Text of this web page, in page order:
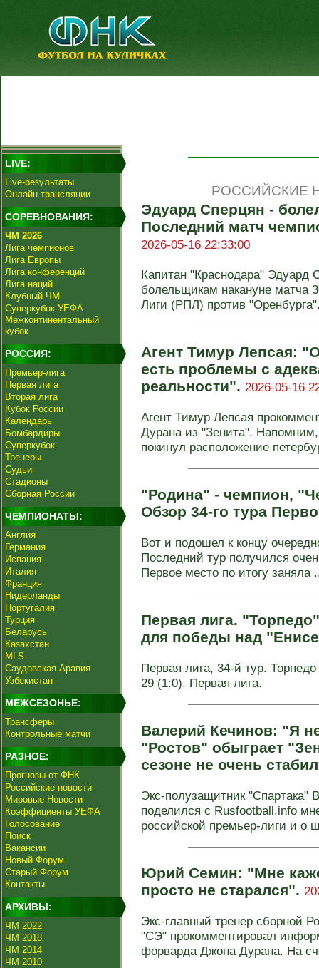
LIVE:
Live-результаты
Онлайн трансляции
СОРЕВНОВАНИЯ:
ЧМ 2026
Лига чемпионов
Лига Европы
Лига конференций
Лига наций
Клубный ЧМ
Суперкубок УЕФА
Межконтинентальный
кубок
РОССИЯ:
Премьер-лига
Первая лига
Вторая лига
Кубок России
Календарь
Бомбардиры
Суперкубок
Тренеры
Судьи
Стадионы
Сборная России
ЧЕМПИОНАТЫ:
Англия
Германия
Испания
Италия
Франция
Нидерланды
Португалия
Турция
Беларусь
Казахстан
MLS
Саудовская Аравия
Узбекистан
МЕЖСЕЗОНЬЕ:
Трансферы
Контрольные матчи
РАЗНОЕ:
Прогнозы от ФНК
Российские новости
Мировые Новости
Коэффициенты УЕФА
Голосование
Поиск
Вакансии
Новый Форум
Старый Форум
Контакты
АРХИВЫ:
ЧМ 2022
ЧМ 2018
ЧМ 2014
ЧМ 2010
РОССИЙСКИЕ
Эдуард Сперцян -
Последний матч
2026-05-16 22:33:00
Капитан "Краснодара" Эдуард
болельщикам накануне матча
Лиги (РПЛ) против
Агент Тимур Лепсая:
есть проблемы с
реальности". 2026-05-16
Агент Тимур Лепсая
Дурана из "Зенита".
покинул расположение
"Родина" - чемпион,
Обзор 34-го тура
Вот и подошел к концу
Последний тур получился
Первое место по итогу заняла
Первая лига.
для победы над
Первая лига, 34-й тур.
29 (1:0). Первая лига.
Валерий Кечинов: "Я
"Ростов" обыграет
сезоне не очень
Экс-полузащитник "Спартака"
поделился с Rusfootball.info
российской премьер-лиги и о
Юрий Семин: "Мне
просто не старался".
Экс-главный тренер сборной
"СЭ" прокомментировал
форварда Джона Дурана. На